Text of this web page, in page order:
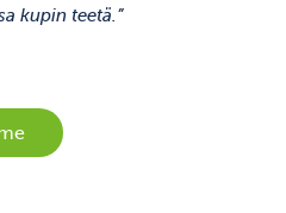
kupin teetä.”